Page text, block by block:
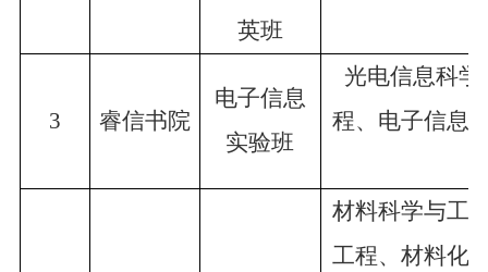
英班
3 睿信书院
电子信息
实验班
光电信息科
程、电子信息
材料科学与工
工程、材料化